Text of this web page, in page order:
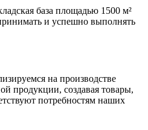
база площадью 1500 м²
и успешно выполнять
на производстве
продукции, создавая товары,
потребностям наших